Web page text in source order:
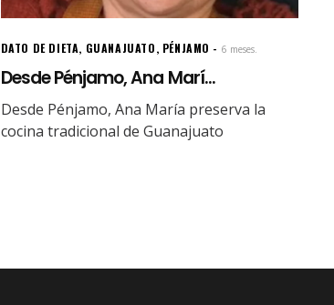
DATO DE DIETA, GUANAJUATO, PÉNJAMO 6 meses.
Desde Pénjamo, Ana Marí...
Desde Pénjamo, Ana María preserva la
cocina tradicional de Guanajuato